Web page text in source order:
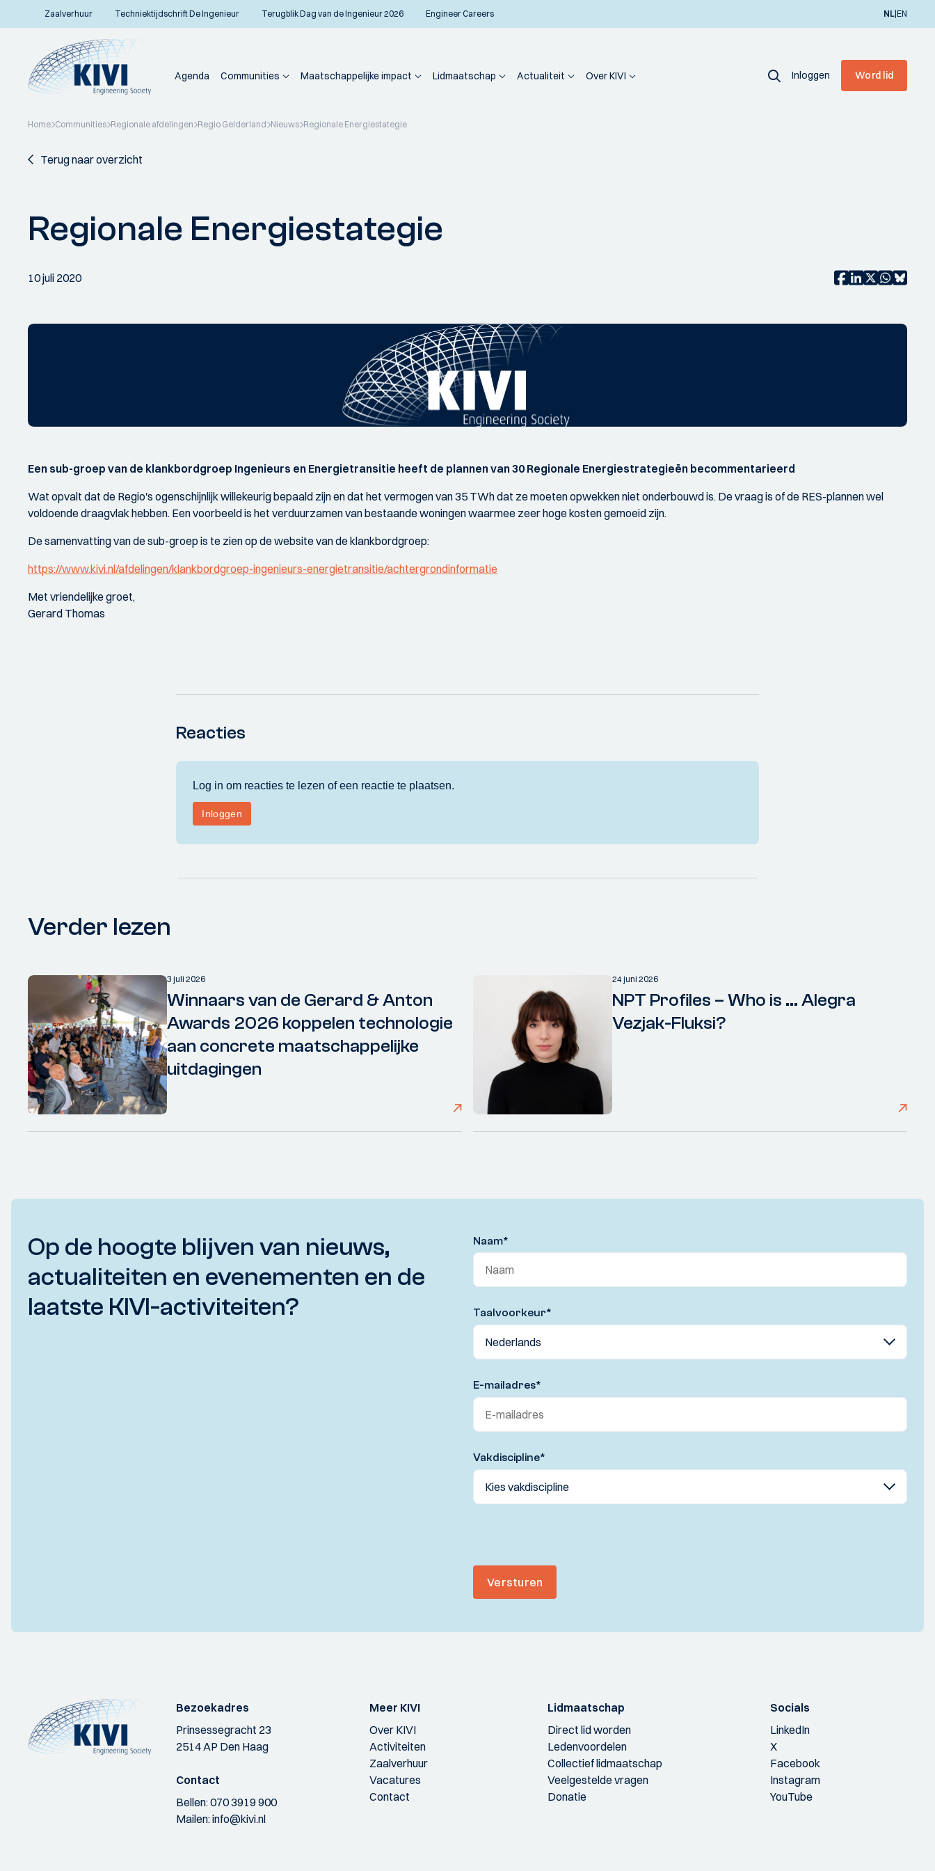
Zaalverhuur Techniektijdschrift De Ingenieur Terugblik Dag van de Ingenieur 2026 Engineer Careers NL|EN
Agenda Communities Maatschappelijke impact Lidmaatschap Actualiteit Over KIVI Inloggen Word lid
Home Communities Regionale afdelingen Regio Gelderland Nieuws Regionale Energiestategie
Terug naar overzicht
Regionale Energiestategie
10 juli 2020
Een sub-groep van de klankbordgroep Ingenieurs en Energietransitie heeft de plannen van 30 Regionale Energiestrategieën becommentarieerd
Wat opvalt dat de Regio's ogenschijnlijk willekeurig bepaald zijn en dat het vermogen van 35 TWh dat ze moeten opwekken niet onderbouwd is. De vraag is of de RES-plannen wel
voldoende draagvlak hebben. Een voorbeeld is het verduurzamen van bestaande woningen waarmee zeer hoge kosten gemoeid zijn.
De samenvatting van de sub-groep is te zien op de website van de klankbordgroep:
https://www.kivi.nl/afdelingen/klankbordgroep-ingenieurs-energietransitie/achtergrondinformatie
Met vriendelijke groet,
Gerard Thomas
Reacties
Verder lezen
3 juli 2026
Winnaars van de Gerard & Anton
Awards 2026 koppelen technologie
aan concrete maatschappelijke
uitdagingen
24 juni 2026
NPT Profiles – Who is ... Alegra
Vezjak-Fluksi?
Op de hoogte blijven van nieuws,
actualiteiten en evenementen en de
laatste KIVI-activiteiten?
Naam*
Taalvoorkeur*
E-mailadres*
Vakdiscipline*
Versturen
Bezoekadres
Prinsessegracht 23
2514 AP Den Haag
Contact
Bellen:070 3919 900
Mailen:info@kivi.nl
Meer KIVI
Over KIVI
Activiteiten
Zaalverhuur
Vacatures
Contact
Lidmaatschap
Direct lid worden
Ledenvoordelen
Collectief lidmaatschap
Veelgestelde vragen
Donatie
Socials
LinkedIn
X
Facebook
Instagram
YouTube